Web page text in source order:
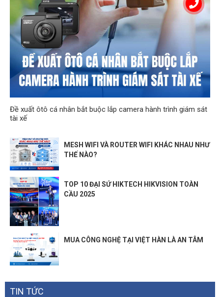
Đề xuất ôtô cá nhân bắt buộc lắp camera hành trình giám sát
tài xế
MESH WIFI VÀ ROUTER WIFI KHÁC NHAU NHƯ
THẾ NÀO?
TOP 10 ĐẠI SỨ HIKTECH HIKVISION TOÀN
CẦU 2025
MUA CÔNG NGHỆ TẠI VIỆT HÀN LÀ AN TÂM
TIN TỨC